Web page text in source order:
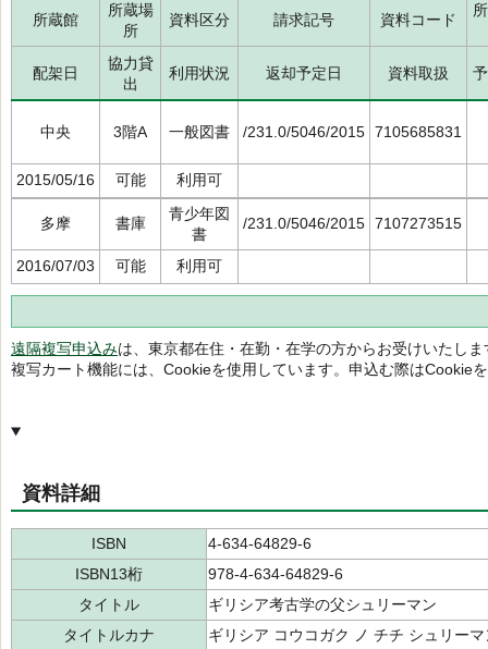
所蔵館
所蔵場
所
資料区分 請求記号 資料コード
配架日
協力貸
出
利用状況 返却予定日 資料取扱
中央 3階A 一般図書 /231.0/5046/2015 7105685831
2015/05/16 可能 利用可
多摩 書庫
青少年図
書
/231.0/5046/2015 7107273515
2016/07/03 可能 利用可
遠隔複写申込みは、東京都在住・在勤・在学の方からお受けいたしま
複写カート機能には、Cookieを使用しています。申込む際はCookie
資料詳細
ISBN
4-634-64829-6
ISBN13桁
978-4-634-64829-6
タイトル
ギリシア考古学の父シュリーマン
タイトルカナ
ギリシア コウコガク ノ チチ シュリーマ